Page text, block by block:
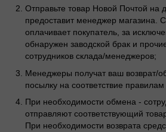
Отправьте товар Новой Почтой на
предоставит менеджер магазина.
оплачивает покупатель, за
обнаружен заводской брак и
сотрудников склада/менеджеров;
Менеджеры получат ваш возврат/
посылку на соответствие
При необходимости обмена -
отправляют соответствующий
При необходимости возврата